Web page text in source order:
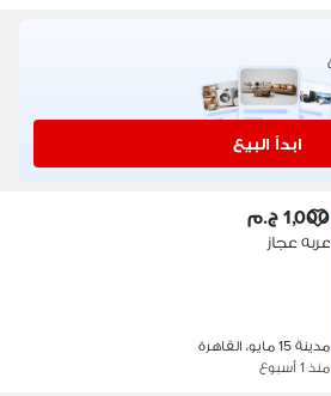
ابدأ البيع
1,000 ج.م
عربه عجاز
مدينة 15 مايو، القاهرة
منذ 1 أسبوع